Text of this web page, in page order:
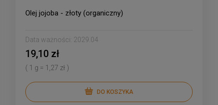
Olej jojoba - złoty (organiczny)
Data ważności: 2029.04
19,10 zł
( 1 g = 1,27 zł )
DO KOSZYKA